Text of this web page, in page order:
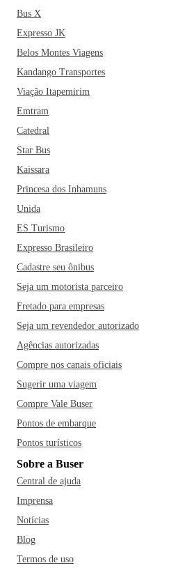
Bus X
Expresso JK
Belos Montes Viagens
Kandango Transportes
Viação Itapemirim
Emtram
Catedral
Star Bus
Kaissara
Princesa dos Inhamuns
Unida
ES Turismo
Expresso Brasileiro
Cadastre seu ônibus
Seja um motorista parceiro
Fretado para empresas
Seja um revendedor autorizado
Agências autorizadas
Compre nos canais oficiais
Sugerir uma viagem
Compre Vale Buser
Pontos de embarque
Pontos turísticos
Sobre a Buser
Central de ajuda
Imprensa
Notícias
Blog
Termos de uso